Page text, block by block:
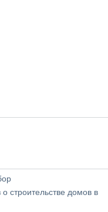
строительстве домов в